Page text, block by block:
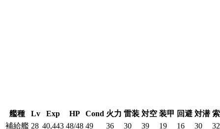
艦種 Lv Exp HP Cond 火力 雷装 対空 装甲 回避 対潜
補給艦 28 40,443 48/48 49 36 30 39 19 16 30 32